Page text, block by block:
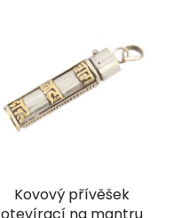
Kovový přívěšek